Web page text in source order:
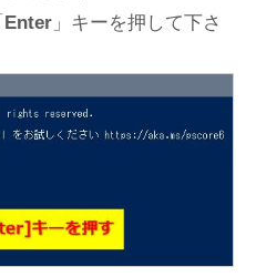
Enter 」キーを押して下さ